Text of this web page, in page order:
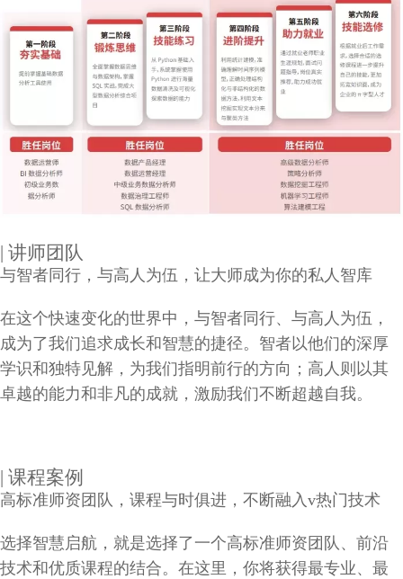
| 讲师团队
与智者同行，与高人为伍，让大师成为你的私人智库
在这个快速变化的世界中，与智者同行、与高人为伍，
成为了我们追求成长和智慧的捷径。智者以他们的深厚
学识和独特见解，为我们指明前行的方向；高人则以其
卓越的能力和非凡的成就，激励我们不断超越自我。
| 课程案例
高标准师资团队，课程与时俱进，不断融入v热门技术
选择智慧启航，就是选择了一个高标准师资团队、前沿
技术和优质课程的结合。在这里，你将获得最专业、最